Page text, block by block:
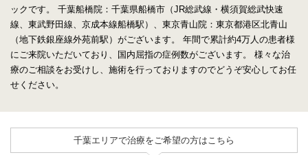
ックです。
千葉船橋院：千葉県船橋市（JR総武線・横須賀総武快速
線、東武野田線、京成本線船橋駅）、東京青山院：東京都港区北青山
（地下鉄銀座線外苑前駅）がございます。
年間で累計約4万人の患者様
にご来院いただいており、国内屈指の症例数がございます。
様々な治
療のご相談をお受けし、施術を行っておりますのでどうぞ安心してお任
せください。
千葉エリアで治療をご希望の方はこちら